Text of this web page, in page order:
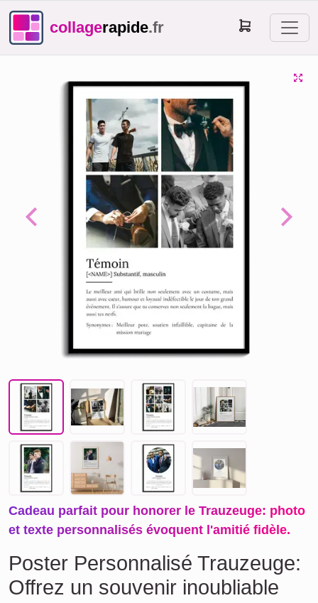
collagerapide.fr
Previous Next
Cadeau parfait pour honorer le Trauzeuge: photo
et texte personnalisés évoquent l'amitié fidèle.
Poster Personnalisé Trauzeuge:
Offrez un souvenir inoubliable